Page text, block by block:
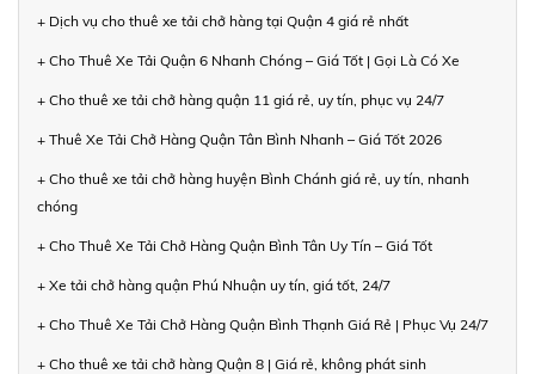
+ Dịch vụ cho thuê xe tải chở hàng tại Quận 4 giá rẻ nhất
+ Cho Thuê Xe Tải Quận 6 Nhanh Chóng – Giá Tốt | Gọi Là Có Xe
+ Cho thuê xe tải chở hàng quận 11 giá rẻ, uy tín, phục vụ 24/7
+ Thuê Xe Tải Chở Hàng Quận Tân Bình Nhanh – Giá Tốt 2026
+ Cho thuê xe tải chở hàng huyện Bình Chánh giá rẻ, uy tín, nhanh
chóng
+ Cho Thuê Xe Tải Chở Hàng Quận Bình Tân Uy Tín – Giá Tốt
+ Xe tải chở hàng quận Phú Nhuận uy tín, giá tốt, 24/7
+ Cho Thuê Xe Tải Chở Hàng Quận Bình Thạnh Giá Rẻ | Phục Vụ 24/7
+ Cho thuê xe tải chở hàng Quận 8 | Giá rẻ, không phát sinh